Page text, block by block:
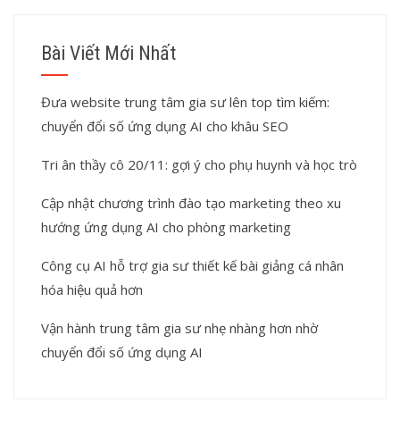
Bài Viết Mới Nhất
Đưa website trung tâm gia sư lên top tìm kiếm:
chuyển đổi số ứng dụng AI cho khâu SEO
Tri ân thầy cô 20/11: gợi ý cho phụ huynh và học trò
Cập nhật chương trình đào tạo marketing theo xu
hướng ứng dụng AI cho phòng marketing
Công cụ AI hỗ trợ gia sư thiết kế bài giảng cá nhân
hóa hiệu quả hơn
Vận hành trung tâm gia sư nhẹ nhàng hơn nhờ
chuyển đổi số ứng dụng AI